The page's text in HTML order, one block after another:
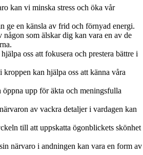
kan vi minska stress och öka vår
ge en känsla av frid och förnyad energi.
någon som älskar dig kan vara en av de
oss att fokusera och prestera bättre i
kroppen kan hjälpa oss att känna våra
öppna upp för äkta och meningsfulla
av vackra detaljer i vardagen kan
till att uppskatta ögonblickets skönhet
närvaro i andningen kan vara en form av